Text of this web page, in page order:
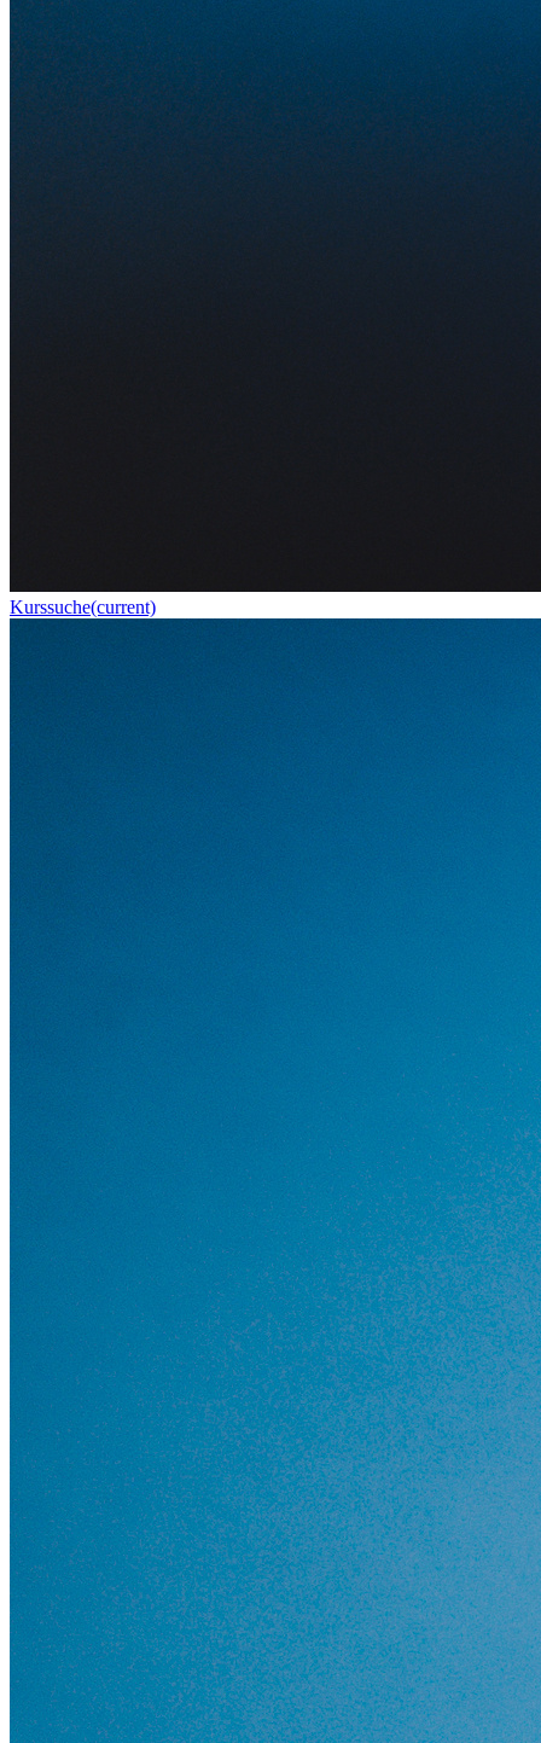
Kurssuche(current)